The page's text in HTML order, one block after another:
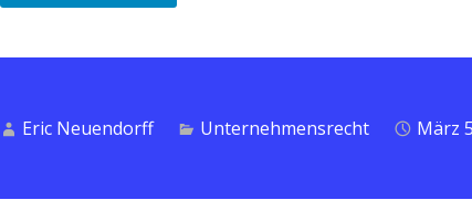
in
Geschäftsführer
haften“
Eric Neuendorff Unternehmensrecht März